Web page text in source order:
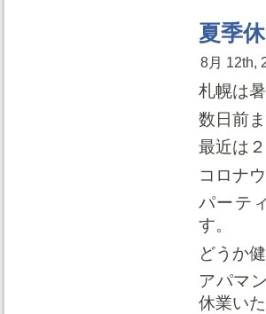
夏季
8月 12th,
札幌は
数日前
最近は
コロナ
パーテ
す。
どうか
アパマ
休業いた